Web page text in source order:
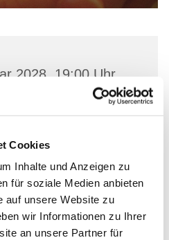
Cookies
Inhalte und Anzeigen zu
für soziale Medien anbieten
auf unsere Website zu
wir Informationen zu Ihrer
an unsere Partner für
2028, 19:00 Uhr